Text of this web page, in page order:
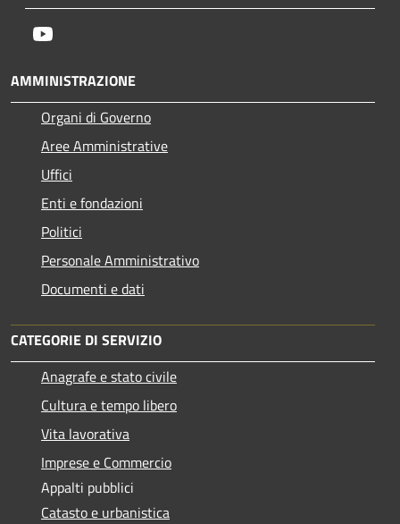
AMMINISTRAZIONE
Organi di Governo
Aree Amministrative
Uffici
Enti e fondazioni
Politici
Personale Amministrativo
Documenti e dati
CATEGORIE DI SERVIZIO
Anagrafe e stato civile
Cultura e tempo libero
Vita lavorativa
Imprese e Commercio
Appalti pubblici
Catasto e urbanistica